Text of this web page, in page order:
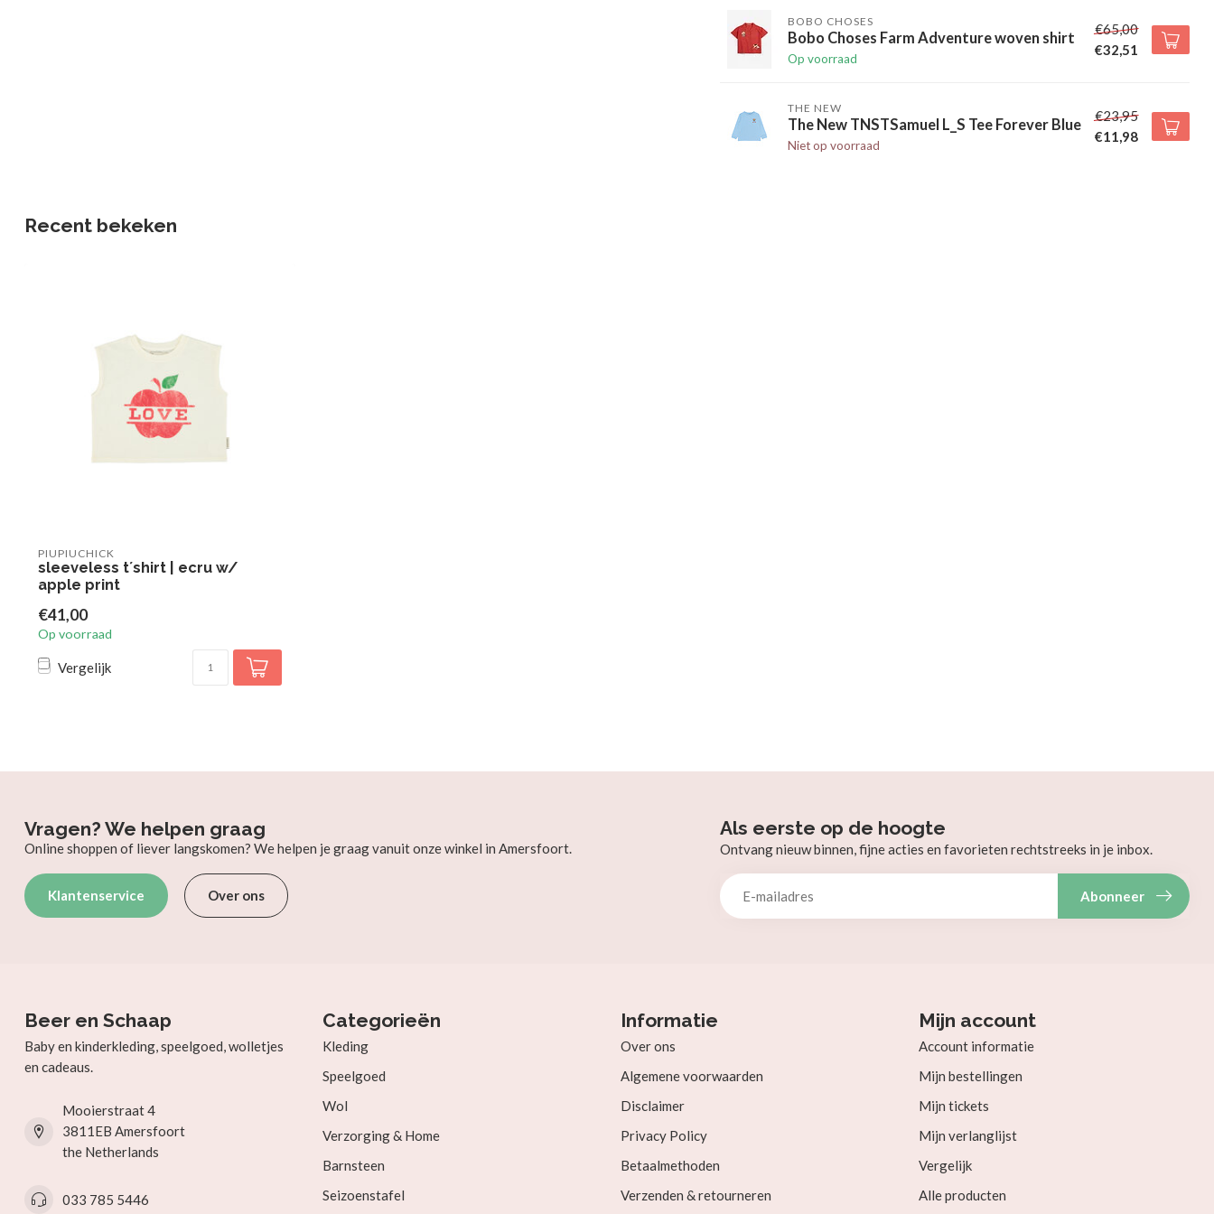
BOBO CHOSES
Bobo Choses Farm Adventure woven shirt
Op voorraad
€65,00
€32,51
THE NEW
The New TNSTSamuel L_S Tee Forever Blue
Niet op voorraad
€23,95
€11,98
Recent bekeken
PIUPIUCHICK
sleeveless t´shirt | ecru w/
apple print
€41,00
Op voorraad
Vergelijk
Vragen? We helpen graag
Online shoppen of liever langskomen? We helpen je graag vanuit onze winkel in Amersfoort.
Klantenservice Over ons
Als eerste op de hoogte
Ontvang nieuw binnen, fijne acties en favorieten rechtstreeks in je inbox.
Abonneer
Beer en Schaap
Baby en kinderkleding, speelgoed, wolletjes
en cadeaus.
Mooierstraat 4
3811EB Amersfoort
the Netherlands
033 785 5446
Categorieën
Kleding
Speelgoed
Wol
Verzorging & Home
Barnsteen
Seizoenstafel
Informatie
Over ons
Algemene voorwaarden
Disclaimer
Privacy Policy
Betaalmethoden
Verzenden & retourneren
Mijn account
Account informatie
Mijn bestellingen
Mijn tickets
Mijn verlanglijst
Vergelijk
Alle producten